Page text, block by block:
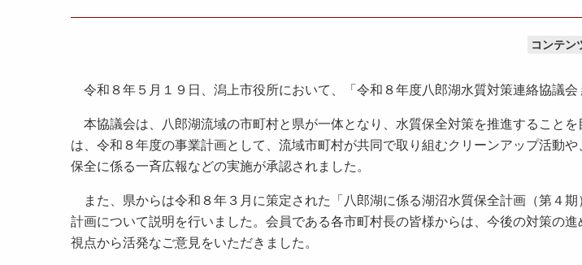
コンテン
令和８年５月１９日、潟上市役所において、「令和８年度八郎湖水質対策連絡協議会
本協議会は、八郎湖流域の市町村と県が一体となり、水質保全対策を推進すること
は、令和８年度の事業計画として、流域市町村が共同で取り組むクリーンアップ活動
保全に係る一斉広報などの実施が承認されました。
また、県からは令和８年３月に策定された「八郎湖に係る湖沼水質保全計画（第４
計画について説明を行いました。会員である各市町村長の皆様からは、今後の対策の
視点から活発なご意見をいただきました。